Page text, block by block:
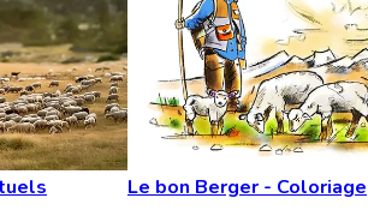
Le bon Berger - Coloriage